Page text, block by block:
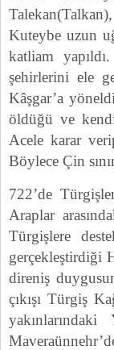
Kuteybe uzun
katliam
şehirlerini ele
Kâşgar’a
öldüğü ve
Acele karar
Böylece Çin
722’de
Araplar
Türgişlere
gerçekleştirdiği
direniş
çıkışı Türgiş